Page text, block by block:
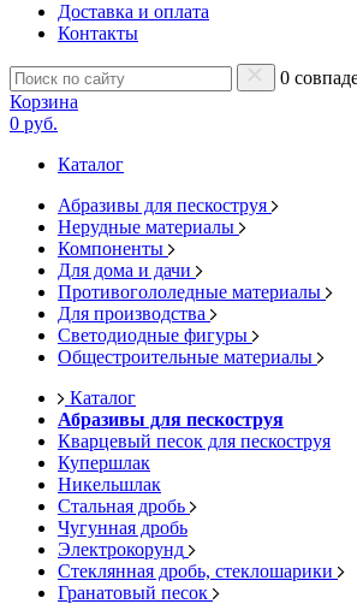
Доставка и оплата
Контакты
0
Корзина
0 руб.
Каталог
Абразивы для пескоструя
Нерудные материалы
Компоненты
Для дома и дачи
Противогололедные материалы
Для производства
Светодиодные фигуры
Общестроительные материалы
Каталог
Абразивы для пескоструя
Кварцевый песок для пескоструя
Купершлак
Никельшлак
Стальная дробь
Чугунная дробь
Электрокорунд
Стеклянная дробь, стеклошарики
Гранатовый песок